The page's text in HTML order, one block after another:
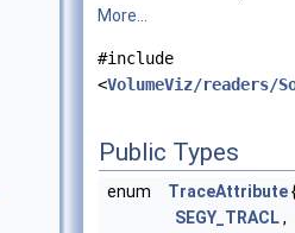
More...
#include
<VolumeViz/readers/
Public Types
enum TraceAttribute
SEGY_TRACL,